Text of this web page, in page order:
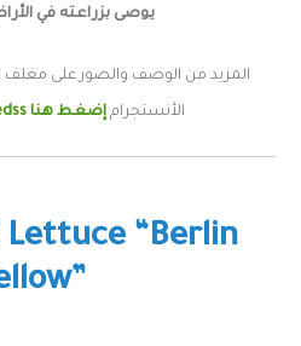
يوصى بزراعته في
المزيد من الوصف والصور على مغلف
الأنستجرام إضغط هنا mysticgardenseedss
“Berlin